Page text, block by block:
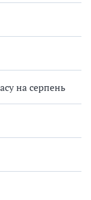
на серпень